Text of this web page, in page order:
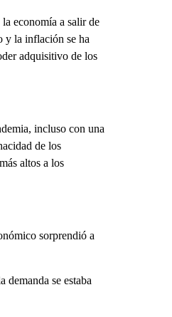
economía a salir de
y la inflación se ha
adquisitivo de los
incluso con una
de los
altos a los
sorprendió a
demanda se estaba